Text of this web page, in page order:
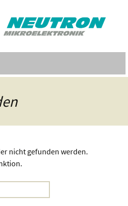
nicht gefunden werden.